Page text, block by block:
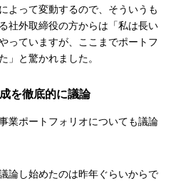
よって変動するので、そういうも
社外取締役の方からは「私は長い
っていますが、ここまでポートフ
」と驚かれました。
を徹底的に議論
業ポートフォリオについても議論
論し始めたのは昨年ぐらいからで